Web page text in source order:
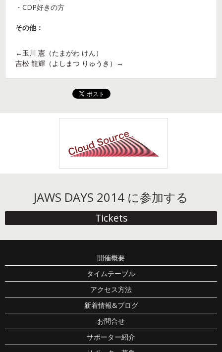
・CDP好きの方
その他：
←玉川 憲（たまがわ けん）
吉松 龍輝（よしまつ りゅうき）→
JAWS DAYS 2014 に参加する
Tickets
開催概要
タイムテーブル
アクセス方法
新着情報&ブログ
お問合せ
サポーター紹介